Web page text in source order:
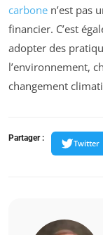
carbone n’est pas
financier. C’est
adopter des
l’environnement,
changement
Partager :
Twitter